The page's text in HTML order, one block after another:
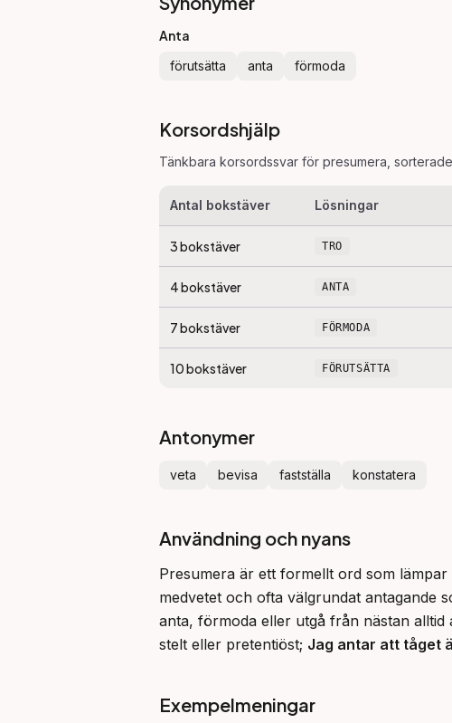
Anta
förutsätta anta förmoda
Korsordshjälp
Tänkbara korsordssvar för presumera ,
Antal bokstäver Lösningar
3bokstäver TRO
4bokstäver ANTA
7bokstäver FÖRMODA
10bokstäver FÖRUTSÄTTA
Antonymer
veta bevisa fastställa konstatera
Användning och nyans
Presumera är ett formellt ord som
medvetet och ofta välgrundat antagande
anta, förmoda eller utgå från nästan alltid
stelt eller pretentiöst; Jag antar att tåget
Exempelmeningar